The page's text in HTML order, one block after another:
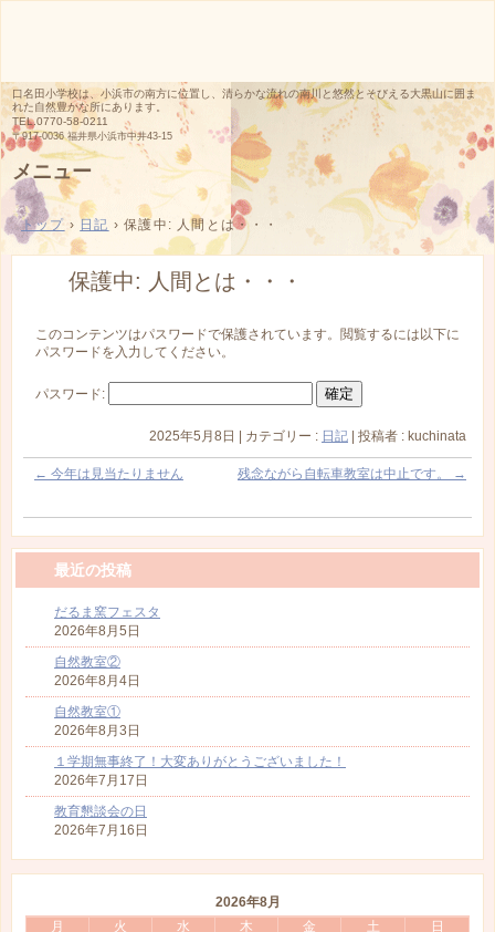
口名田小学校は、小浜市の南方に位置し、清らかな流れの南川と悠然とそびえる大黒山に囲ま
れた自然豊かな所にあります。
TEL.0770-58-0211
〒917-0036 福井県小浜市中井43-15
メニュー
コ
ン
テトップ › 日記 › 保護中: 人間とは・・・
保護中: 人間とは・・・
このコンテンツはパスワードで保護されています。閲覧するには以下に
パスワードを入力してください。
パスワード:
2025年5月8日 カテゴリー : 日記 投稿者 : kuchinata
← 今年は見当たりません 残念ながら自転車教室は中止です。 →
最近の投稿
だるま窯フェスタ
2026年8月5日
自然教室②
2026年8月4日
自然教室①
2026年8月3日
１学期無事終了！大変ありがとうございました！
2026年7月17日
教育懇談会の日
2026年7月16日
2026年8月
月
火 水 木 金 土
日